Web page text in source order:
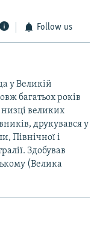
Follow us
у Великій
багатьох років
низці великих
друкувався у
Північної і
Здобував
(Велика